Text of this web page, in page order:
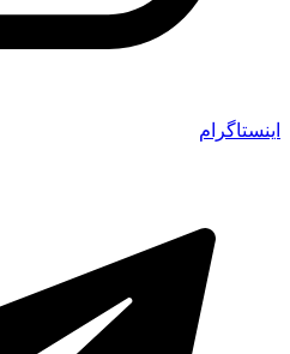
اینستاگرام